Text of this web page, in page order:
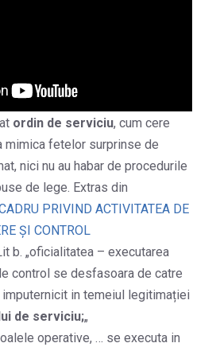
ordin de serviciu, cum cere
mimica fetelor surprinse de
nici nu au habar de procedurile
de lege. Extras din
PRIVIND ACTIVITATEA DE
ŞI CONTROL
b. „oficialitatea – executarea
control se desfasoara de catre
in temeiul legitimației
de serviciu;„
operative, … se executa in